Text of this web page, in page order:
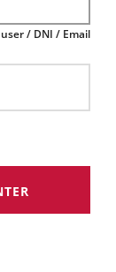
/ DNI / Email